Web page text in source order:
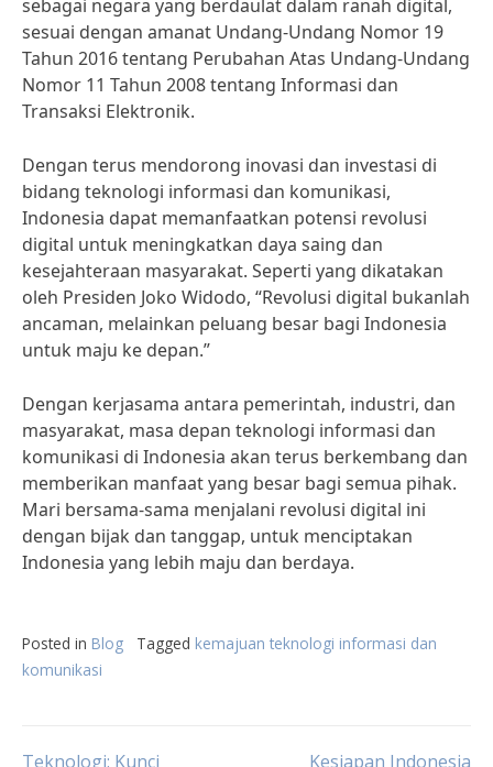
sebagai negara yang berdaulat dalam ranah digital,
sesuai dengan amanat Undang-Undang Nomor 19
Tahun 2016 tentang Perubahan Atas Undang-Undang
Nomor 11 Tahun 2008 tentang Informasi dan
Transaksi Elektronik.
Dengan terus mendorong inovasi dan investasi di
bidang teknologi informasi dan komunikasi,
Indonesia dapat memanfaatkan potensi revolusi
digital untuk meningkatkan daya saing dan
kesejahteraan masyarakat. Seperti yang dikatakan
oleh Presiden Joko Widodo, “Revolusi digital bukanlah
ancaman, melainkan peluang besar bagi Indonesia
untuk maju ke depan.”
Dengan kerjasama antara pemerintah, industri, dan
masyarakat, masa depan teknologi informasi dan
komunikasi di Indonesia akan terus berkembang dan
memberikan manfaat yang besar bagi semua pihak.
Mari bersama-sama menjalani revolusi digital ini
dengan bijak dan tanggap, untuk menciptakan
Indonesia yang lebih maju dan berdaya.
Posted in Blog Tagged kemajuan teknologi informasi dan
komunikasi
Teknologi: Kunci
Kesiapan Indonesia